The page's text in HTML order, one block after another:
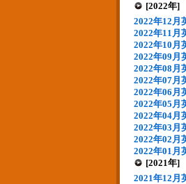
[2022年]
2022年12月
2022年11月
2022年10月
2022年09月
2022年08月
2022年07月
2022年06月
2022年05月
2022年04月
2022年03月
2022年02月
2022年01月
[2021年]
2021年12月